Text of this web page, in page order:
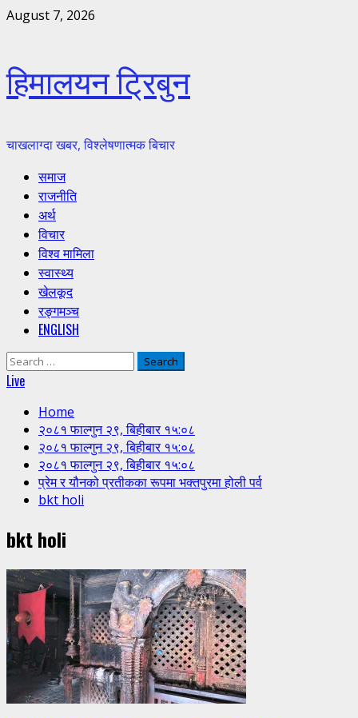
Skip
August 7, 2026
हिमालयन ट्रिबुन
चाखलाग्दा खबर, विश्लेषणात्मक बिचार
Primary
Menu
समाज
राजनीति
अर्थ
विचार
विश्व मामिला
स्वास्थ्य
खेलकूद
रङ्गमञ्च
ENGLISH
Search
for:
Live
Home
२०८१ फाल्गुन २९, बिहीबार १५:०८
२०८१ फाल्गुन २९, बिहीबार १५:०८
२०८१ फाल्गुन २९, बिहीबार १५:०८
प्रेम र यौनको प्रतीकका रूपमा भक्तपुरमा होली पर्व
bkt holi
bkt holi